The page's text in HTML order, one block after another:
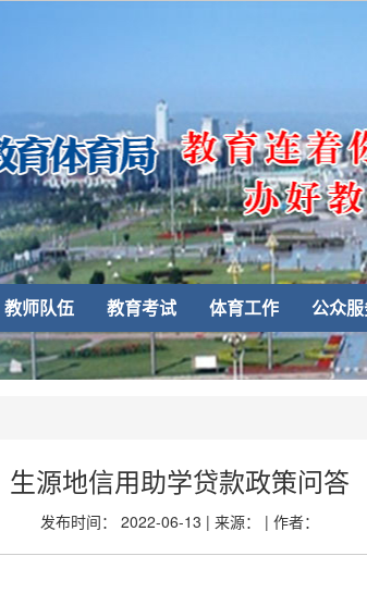
教师队伍 教育考试 体育工作 公众
生源地信用助学贷款政策问答
发布时间： 2022-06-13 | 来源： | 作者：